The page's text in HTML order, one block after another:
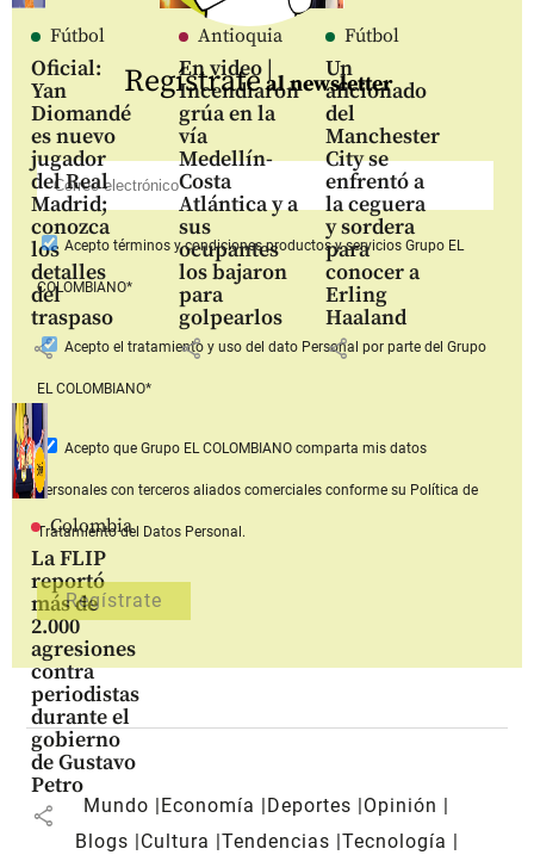
Fútbol
Oficial:
Yan
Diomandé
es nuevo
jugador
del Real
Madrid;
conozca
los
detalles
del
traspaso
share
Antioquia
En video |
Incendiaron
grúa en la
vía
Medellín-
Costa
Atlántica y a
sus
ocupantes
los bajaron
para
golpearlos
share
Fútbol
Un
aficionado
del
Manchester
City se
enfrentó a
la ceguera
y sordera
para
conocer a
Erling
Haaland
share
Colombia
La FLIP
reportó
más de
2.000
agresiones
contra
periodistas
durante el
gobierno
de Gustavo
Petro
share
Regístrateal newsletter
Aceptotérminos y condiciones productos y serviciosGrupo EL
COLOMBIANO*
Acepto el tratamiento y uso del dato Personal por parte del Grupo
EL COLOMBIANO*
Acepto que Grupo EL COLOMBIANOcomparta mis datos
personales con terceros aliados comerciales conforme su Política de
Tratamiento del Datos Personal.
Mundo Economía Deportes
Opinión
Blogs
Cultura Tendencias Tecnología